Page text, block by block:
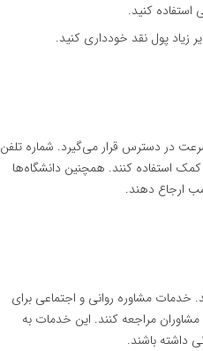
کنید.
زیاد پول نقد خودداری کنید.
در دسترس قرار می‌گیرد. شماره تلفن
کمک استفاده کنند. همچنین دانشگاه‌ها
ارجاع دهند.
خدمات مشاوره روانی و اجتماعی برای
مراجعه کنند. این خدمات به
داشته باشند.